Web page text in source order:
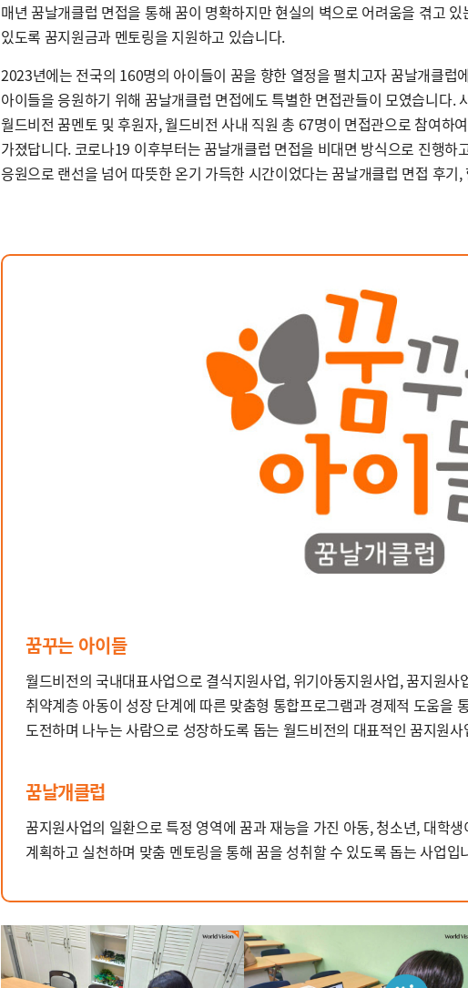
매년 꿈날개클럽 면접을 통해 꿈이 명확하지만 현실의 벽으로 어려움을 겪고
있도록 꿈지원금과 멘토링을 지원하고 있습니다.
2023년에는 전국의 160명의 아이들이 꿈을 향한 열정을 펼치고자 꿈날개클럽
아이들을 응원하기 위해 꿈날개클럽 면접에도 특별한 면접관들이 모였습니다.
월드비전 꿈멘토 및 후원자, 월드비전 사내 직원 총 67명이 면접관으로 참여하
가졌답니다. 코로나19 이후부터는 꿈날개클럽 면접을 비대면 방식으로 진행하
응원으로 랜선을 넘어 따뜻한 온기 가득한 시간이었다는 꿈날개클럽 면접 후기,
꿈꾸는 아이들
월드비전의 국내대표사업으로 결식지원사업, 위기아동지원사업, 꿈지원사
취약계층 아동이 성장 단계에 따른 맞춤형 통합프로그램과 경제적 도움을
도전하며 나누는 사람으로 성장하도록 돕는 월드비전의 대표적인 꿈지원
꿈날개클럽
꿈지원사업의 일환으로 특정 영역에 꿈과 재능을 가진 아동, 청소년, 대학
계획하고 실천하며 맞춤 멘토링을 통해 꿈을 성취할 수 있도록 돕는 사업입